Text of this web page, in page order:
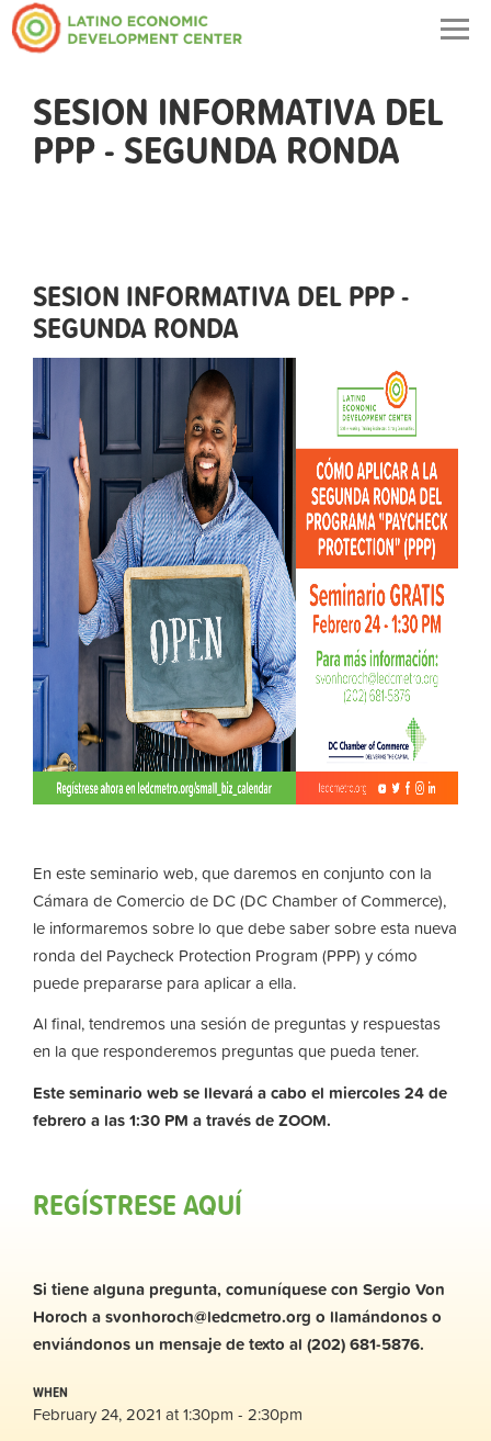
SESION INFORMATIVA DEL
PPP - SEGUNDA RONDA
SESION INFORMATIVA DEL PPP -
SEGUNDA RONDA
En este seminario web, que daremos en conjunto con la
Cámara de Comercio de DC (DC Chamber of Commerce),
le informaremos sobre lo que debe saber sobre esta nueva
ronda del Paycheck Protection Program (PPP) y cómo
puede prepararse para aplicar a ella.
Al final, tendremos una sesión de preguntas y respuestas
en la que responderemos preguntas que pueda tener.
Este seminario web se llevará a cabo el miercoles 24 de
febrero a las 1:30 PM a través de ZOOM.
REGÍSTRESE AQUÍ
Si tiene alguna pregunta, comuníquese con Sergio Von
Horoch asvonhoroch@ledcmetro.org o llamándonos o
enviándonos un mensaje de texto al (202) 681-5876.
WHEN
February 24, 2021 at 1:30pm - 2:30pm